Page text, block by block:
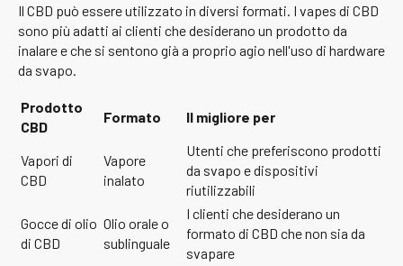
Il CBD può essere utilizzato in diversi formati. I vapes di CBD
sono più adatti ai clienti che desiderano un prodotto da
inalare e che si sentono già a proprio agio nell'uso di hardware
da svapo.
Prodotto
CBD
Formato Il migliore per
Vapori di
CBD
Vapore
inalato
Utenti che preferiscono prodotti
da svapo e dispositivi
riutilizzabili
Gocce di olio
di CBD
Olio orale o
sublinguale
I clienti che desiderano un
formato di CBD che non sia da
svapare